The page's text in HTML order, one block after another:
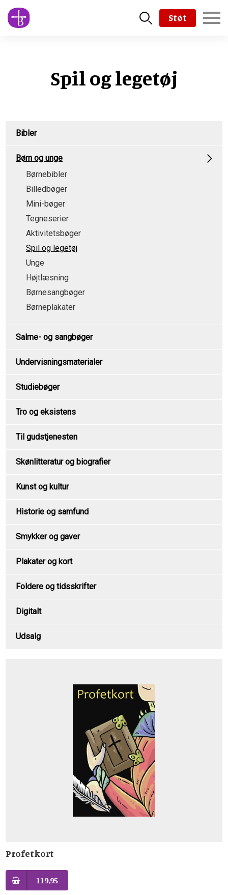
Skip
to
Støt
Spil og legetøj
Product
Bibler
Børn og unge
Børnebibler
Billedbøger
Mini-bøger
Tegneserier
Aktivitetsbøger
Spil og legetøj
Unge
Højtlæsning
Børnesangbøger
Børneplakater
Salme- og sangbøger
Undervisningsmaterialer
Studiebøger
Tro og eksistens
Til gudstjenesten
Skønlitteratur og biografier
Kunst og kultur
Historie og samfund
Smykker og gaver
Plakater og kort
Foldere og tidsskrifter
Digitalt
Udsalg
Profetkort
119,95